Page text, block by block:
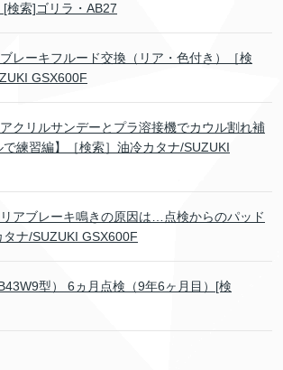
索]ゴリラ・AB27
レーキフルード交換（リア・色付き）［検
GSX600F
クリルサンデーとプラ溶接機でカウル割れ補
練習編】［検索］油冷カタナ/SUZUKI
アブレーキ鳴きの原因は…点検からのパッド
ナ/SUZUKI GSX600F
型） 6ヵ月点検（9年6ヶ月目）[検